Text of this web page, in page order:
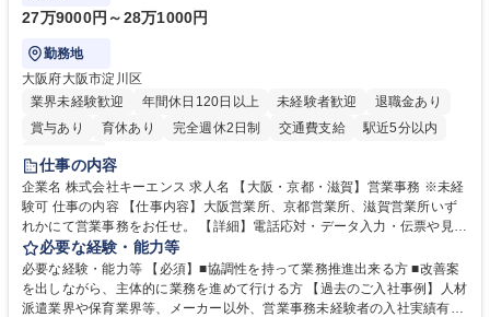
27万9000円～28万1000円
勤務地
大阪府大阪市淀川区
業界未経験歓迎
年間休日120日以上 未経験者歓迎
退職金あり
賞与あり
育休あり 完全週休2日制 交通費支給
駅近5分以内
土日祝休み
仕事の内容
企業名 株式会社キーエンス 求人名 【大阪・京都・滋賀】営業事務 ※未経
験可 仕事の内容 【仕事内容】大阪営業所、京都営業所、滋賀営業所いず
れかにて営業事務をお任せ。 【詳細】電話応対・データ入力・伝票や見積
の作成・カタログ送付・来客対応・営業所内で発生する事務業務や業務改
善をお任せ。 【教育制度】ご入社後、育成担当とペアになりながらOJTに
て業務を覚えていただくことが可能です。業務システムがきちんと構築さ
れているため、スムーズに仕事に慣れることができる環境です。また、
必要な経験・能力等
必要な経験・能力等 【必須】■協調性を持って業務推進出来る方 ■改善案
を出しながら、主体的に業務を進めて行ける方 【過去のご入社事例】人材
派遣業界や保育業界等、メーカー以外、営業事務未経験者の入社実績有